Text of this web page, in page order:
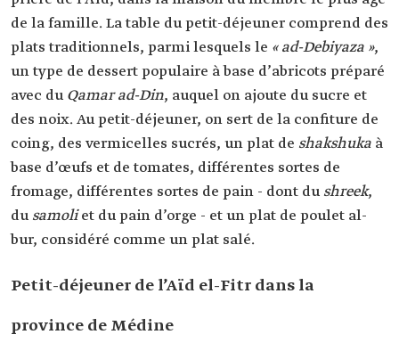
de la famille. La table du petit-déjeuner comprend des
plats traditionnels, parmi lesquels le « ad-Debiyaza »,
un type de dessert populaire à base d’abricots préparé
avec du Qamar ad-Din, auquel on ajoute du sucre et
des noix. Au petit-déjeuner, on sert de la confiture de
coing, des vermicelles sucrés, un plat de shakshuka à
base d’œufs et de tomates, différentes sortes de
fromage, différentes sortes de pain - dont du shreek,
du samoliet du pain d’orge - et un plat de poulet al-
bur, considéré comme un plat salé.
Petit-déjeuner de l’Aïd el-Fitr dans la
province de Médine